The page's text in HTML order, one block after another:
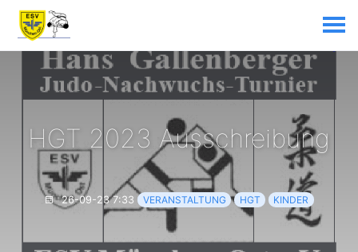
HGT 2023 Ausschreibung
26-09-23 7:33 VERANSTALTUNG HGT KINDER